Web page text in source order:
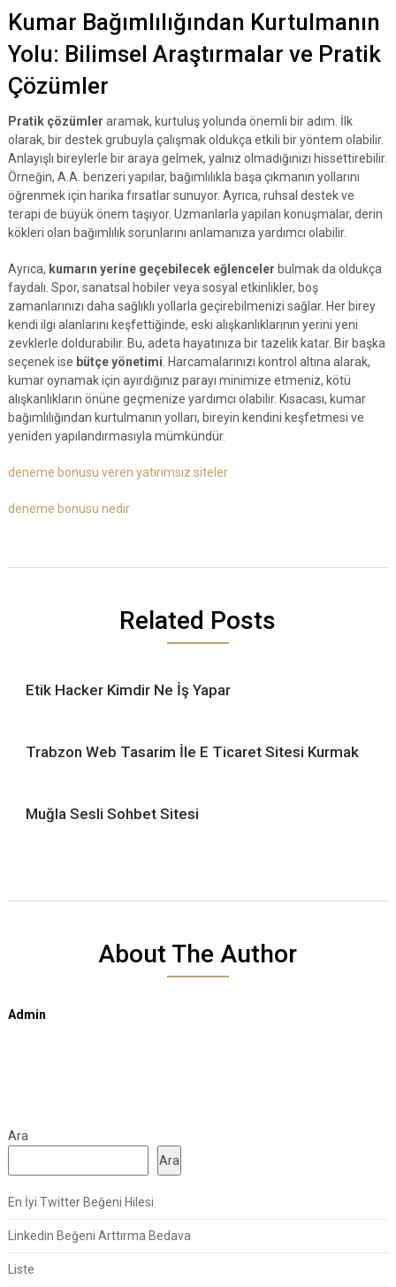
Kumar Bağımlılığından Kurtulmanın
Yolu: Bilimsel Araştırmalar ve Pratik
Çözümler
Pratik çözümler aramak, kurtuluş yolunda önemli bir adım. İlk
olarak, bir destek grubuyla çalışmak oldukça etkili bir yöntem olabilir.
Anlayışlı bireylerle bir araya gelmek, yalnız olmadığınızı hissettirebilir.
Örneğin, A.A. benzeri yapılar, bağımlılıkla başa çıkmanın yollarını
öğrenmek için harika fırsatlar sunuyor. Ayrıca, ruhsal destek ve
terapi de büyük önem taşıyor. Uzmanlarla yapılan konuşmalar, derin
kökleri olan bağımlılık sorunlarını anlamanıza yardımcı olabilir.
Ayrıca, kumarın yerine geçebilecek eğlenceler bulmak da oldukça
faydalı. Spor, sanatsal hobiler veya sosyal etkinlikler, boş
zamanlarınızı daha sağlıklı yollarla geçirebilmenizi sağlar. Her birey
kendi ilgi alanlarını keşfettiğinde, eski alışkanlıklarının yerini yeni
zevklerle doldurabilir. Bu, adeta hayatınıza bir tazelik katar. Bir başka
seçenek ise bütçe yönetimi . Harcamalarınızı kontrol altına alarak,
kumar oynamak için ayırdığınız parayı minimize etmeniz, kötü
alışkanlıkların önüne geçmenize yardımcı olabilir. Kısacası, kumar
bağımlılığından kurtulmanın yolları, bireyin kendini keşfetmesi ve
yeniden yapılandırmasıyla mümkündür.
deneme bonusu veren yatırımsız siteler
deneme bonusu nedir
Related Posts
Etik Hacker Kimdir Ne İş Yapar
Trabzon Web Tasarim İle E Ticaret Sitesi Kurmak
Muğla Sesli Sohbet Sitesi
About The Author
Admin
Ara
Ara
En İyi Twitter Beğeni Hilesi
Linkedin Beğeni Arttırma Bedava
Liste